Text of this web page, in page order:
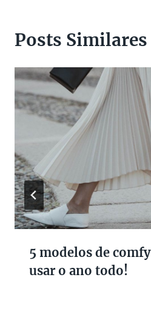
Posts Similares
5 modelos de
usar o ano todo!